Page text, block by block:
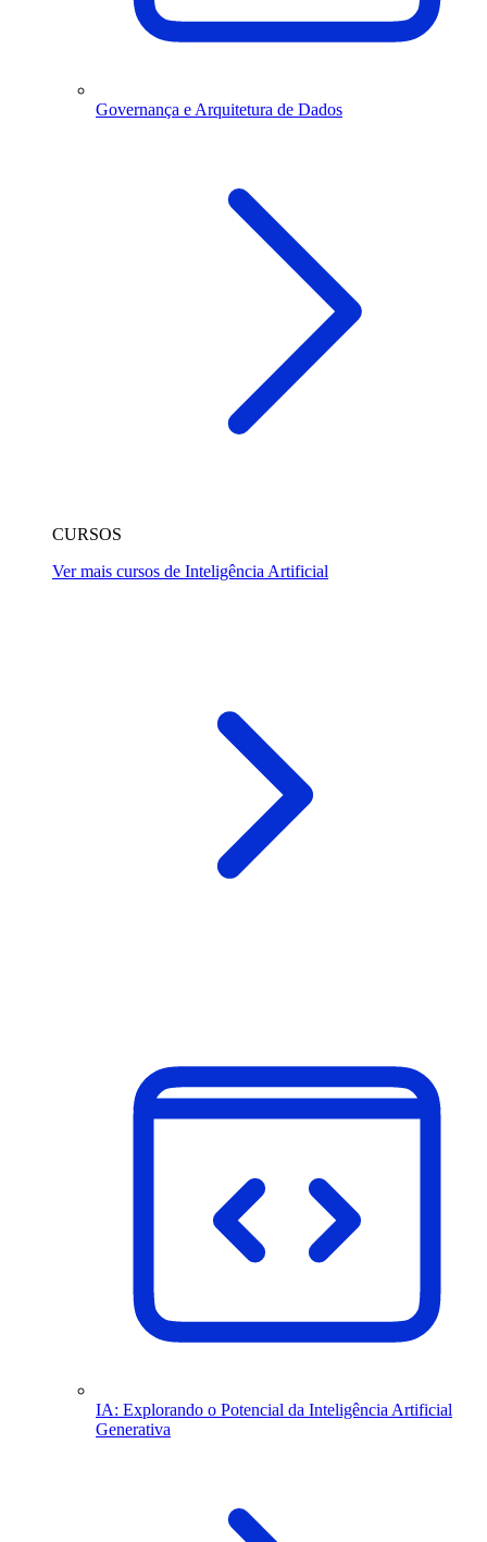
Governança e Arquitetura de Dados
CURSOS
Ver mais cursos de Inteligência Artificial
IA: Explorando o Potencial da Inteligência Artificial
Generativa